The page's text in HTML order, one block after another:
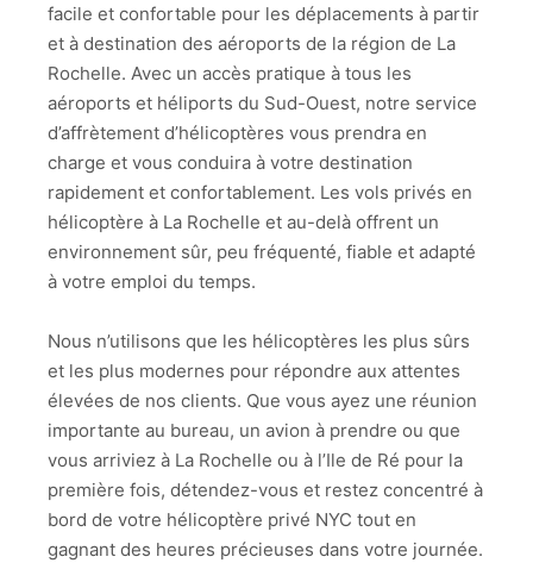
facile et confortable pour les déplacements à partir
et à destination des aéroports de la région de La
Rochelle. Avec un accès pratique à tous les
aéroports et héliports du Sud-Ouest, notre service
d’affrètement d’hélicoptères vous prendra en
charge et vous conduira à votre destination
rapidement et confortablement. Les vols privés en
hélicoptère à La Rochelle et au-delà offrent un
environnement sûr, peu fréquenté, fiable et adapté
à votre emploi du temps.
Nous n’utilisons que les hélicoptères les plus sûrs
et les plus modernes pour répondre aux attentes
élevées de nos clients. Que vous ayez une réunion
importante au bureau, un avion à prendre ou que
vous arriviez à La Rochelle ou à l’Ile de Ré pour la
première fois, détendez-vous et restez concentré à
bord de votre hélicoptère privé NYC tout en
gagnant des heures précieuses dans votre journée.